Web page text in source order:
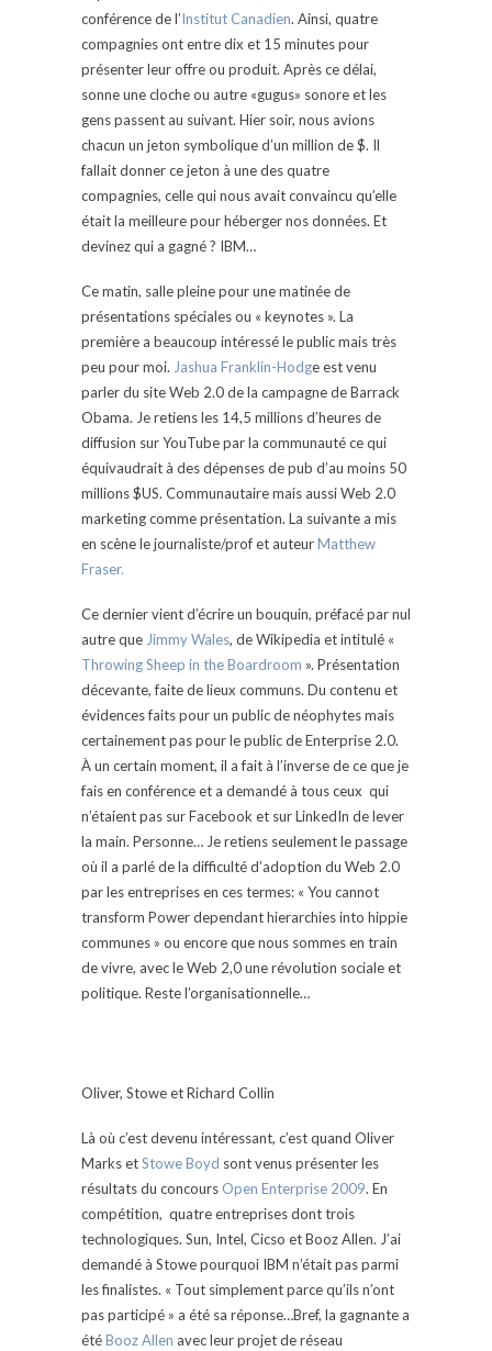
conférence de l’Institut Canadien. Ainsi, quatre
compagnies ont entre dix et 15 minutes pour
présenter leur offre ou produit. Après ce délai,
sonne une cloche ou autre «gugus» sonore et les
gens passent au suivant. Hier soir, nous avions
chacun un jeton symbolique d’un million de $. Il
fallait donner ce jeton à une des quatre
compagnies, celle qui nous avait convaincu qu’elle
était la meilleure pour héberger nos données. Et
devinez qui a gagné ? IBM…
Ce matin, salle pleine pour une matinée de
présentations spéciales ou « keynotes ». La
première a beaucoup intéressé le public mais très
peu pour moi. Jashua Franklin-Hodge est venu
parler du site Web 2.0 de la campagne de Barrack
Obama. Je retiens les 14,5 millions d’heures de
diffusion sur YouTube par la communauté ce qui
équivaudrait à des dépenses de pub d’au moins 50
millions $US. Communautaire mais aussi Web 2.0
marketing comme présentation. La suivante a mis
en scène le journaliste/prof et auteurMatthew
Fraser.
Ce dernier vient d’écrire un bouquin, préfacé par nul
autre que Jimmy Wales, de Wikipedia et intitulé «
Throwing Sheep in the Boardroom ». Présentation
décevante, faite de lieux communs. Du contenu et
évidences faits pour un public de néophytes mais
certainement pas pour le public de Enterprise 2.0.
À un certain moment, il a fait à l’inverse de ce que je
fais en conférence et a demandé à tous ceux qui
n’étaient pas sur Facebook et sur LinkedIn de lever
la main. Personne… Je retiens seulement le passage
où il a parlé de la difficulté d’adoption du Web 2.0
par les entreprises en ces termes: « You cannot
transform Power dependant hierarchies into hippie
communes » ou encore que nous sommes en train
de vivre, avec le Web 2,0 une révolution sociale et
politique. Reste l’organisationnelle…
Oliver, Stowe et Richard Collin
Là où c’est devenu intéressant, c’est quand Oliver
Marks etStowe Boyd sont venus présenter les
résultats du concours Open Enterprise 2009. En
compétition, quatre entreprises dont trois
technologiques. Sun, Intel, Cicso et Booz Allen. J’ai
demandé à Stowe pourquoi IBM n’était pas parmi
les finalistes. « Tout simplement parce qu’ils n’ont
pas participé » a été sa réponse…Bref, la gagnante a
étéBooz Allen avec leur projet de réseau